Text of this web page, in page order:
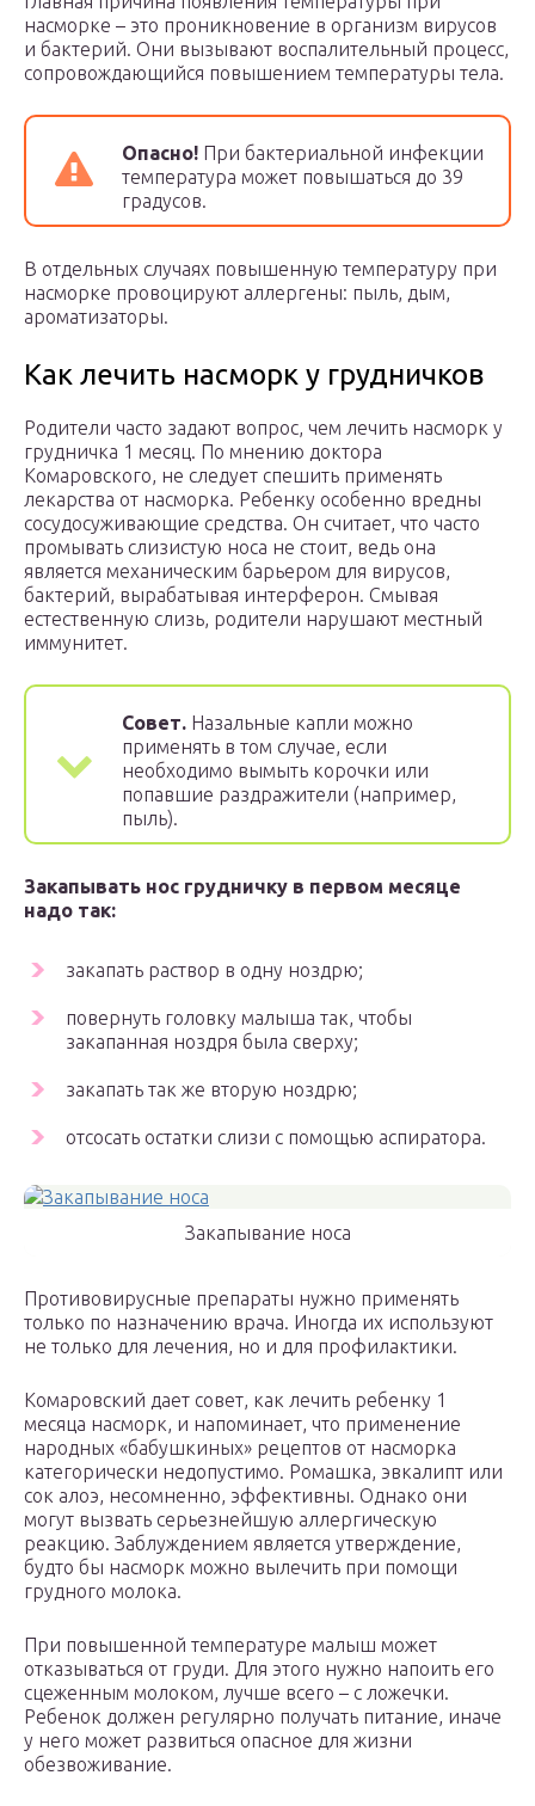
насморке – это проникновение в организм вирусов
и бактерий. Они вызывают воспалительный процесс,
сопровождающийся повышением температуры тела.
Опасно! При бактериальной инфекции
температура может повышаться до 39
градусов.
В отдельных случаях повышенную температуру при
насморке провоцируют аллергены: пыль, дым,
ароматизаторы.
Как лечить насморк у грудничков
Родители часто задают вопрос, чем лечить насморк у
грудничка 1 месяц. По мнению доктора
Комаровского, не следует спешить применять
лекарства от насморка. Ребенку особенно вредны
сосудосуживающие средства. Он считает, что часто
промывать слизистую носа не стоит, ведь она
является механическим барьером для вирусов,
бактерий, вырабатывая интерферон. Смывая
естественную слизь, родители нарушают местный
иммунитет.
Совет. Назальные капли можно
применять в том случае, если
необходимо вымыть корочки или
попавшие раздражители (например,
пыль).
Закапывать нос грудничку в первом месяце
надо так:
закапать раствор в одну ноздрю;
повернуть головку малыша так, чтобы
закапанная ноздря была сверху;
закапать так же вторую ноздрю;
отсосать остатки слизи с помощью аспиратора.
Закапывание носа
Противовирусные препараты нужно применять
только по назначению врача. Иногда их используют
не только для лечения, но и для профилактики.
Комаровский дает совет, как лечить ребенку 1
месяца насморк, и напоминает, что применение
народных «бабушкиных» рецептов от насморка
категорически недопустимо. Ромашка, эвкалипт или
сок алоэ, несомненно, эффективны. Однако они
могут вызвать серьезнейшую аллергическую
реакцию. Заблуждением является утверждение,
будто бы насморк можно вылечить при помощи
грудного молока.
При повышенной температуре малыш может
отказываться от груди. Для этого нужно напоить его
сцеженным молоком, лучше всего – с ложечки.
Ребенок должен регулярно получать питание, иначе
у него может развиться опасное для жизни
обезвоживание.